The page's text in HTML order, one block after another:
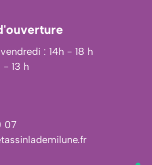
: 14h - 18 h
- 13 h
07